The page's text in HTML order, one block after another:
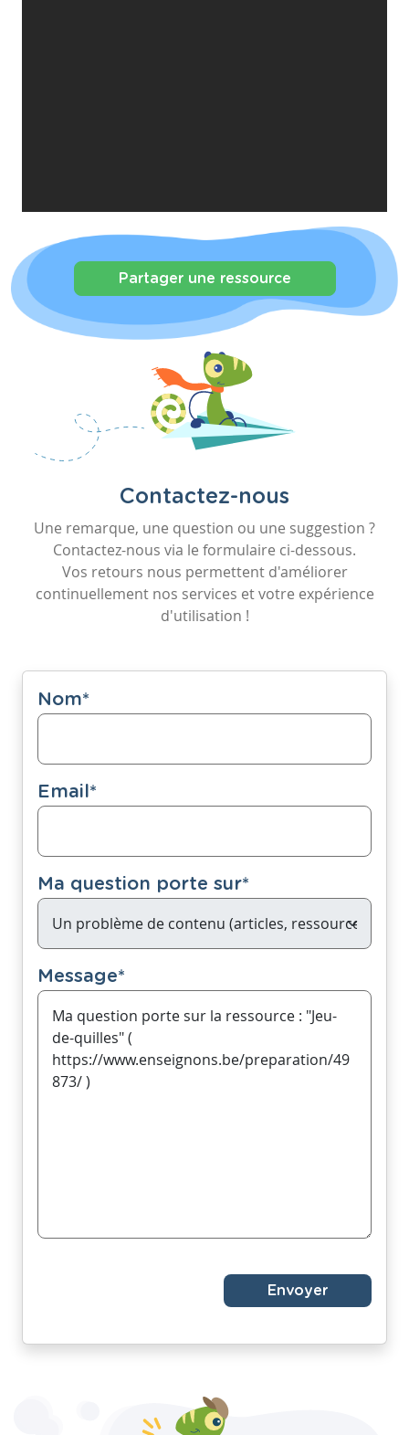
Partager une ressource
Contactez-nous
Une remarque, une question ou une suggestion ?
Contactez-nous via le formulaire ci-dessous.
Vos retours nous permettent d'améliorer
continuellement nos services et votre expérience
d'utilisation !
Nom*
Email*
Ma question porte sur*
Message*
Envoyer